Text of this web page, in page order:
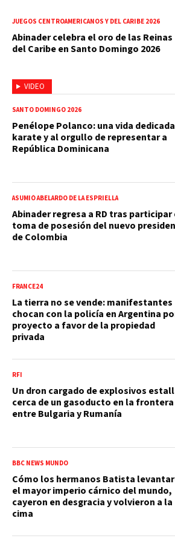
VIDEO
JUEGOS CENTROAMERICANOS Y DEL CARIBE 2026
Abinader celebra el oro de las Reinas
del Caribe en Santo Domingo 2026
SANTO DOMINGO 2026
Penélope Polanco: una vida
karate y al orgullo de representar a
República Dominicana
ASUMIÓ ABELARDO DE LA ESPRIELLA
Abinader regresa a RD tras participar
toma de posesión del nuevo
de Colombia
FRANCE24
La tierra no se vende: manifestantes
chocan con la policía en Argentina
proyecto a favor de la propiedad
privada
RFI
Un dron cargado de explosivos
cerca de un gasoducto en la frontera
entre Bulgaria y Rumanía
BBC NEWS MUNDO
Cómo los hermanos Batista
el mayor imperio cárnico del mundo,
cayeron en desgracia y volvieron a la
cima